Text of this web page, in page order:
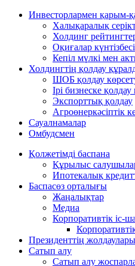
Инвесторлармен қарым-
Халықаралық
Холдинг
Оқиғалар күнтізбесі
Кепіл мүлкі мен
Холдингтің қолдау
ШОБ қолдау
Ірі бизнеске қолдау
Экспорттық қолдау
Агроөнеркәсіптік
Сауалнамалар
Омбудсмен
Қолжетімді баспана
Құрылыс
Ипотекалық
Баспасөз орталығы
Жаңалықтар
Медиа
Корпоративтік іс-
Президенттің жолдаулары
Сатып алу
Сатып алу